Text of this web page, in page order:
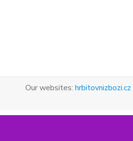
Our websites: hrbitovnizbozi.cz